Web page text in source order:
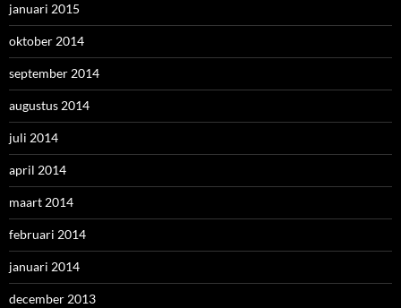
januari 2015
oktober 2014
september 2014
augustus 2014
juli 2014
april 2014
maart 2014
februari 2014
januari 2014
december 2013